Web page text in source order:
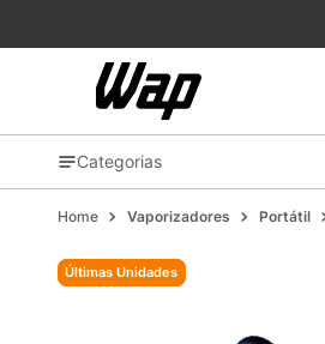
Categorias
Vaporizadores Portátil
Últimas Unidades
Últimas Unidades